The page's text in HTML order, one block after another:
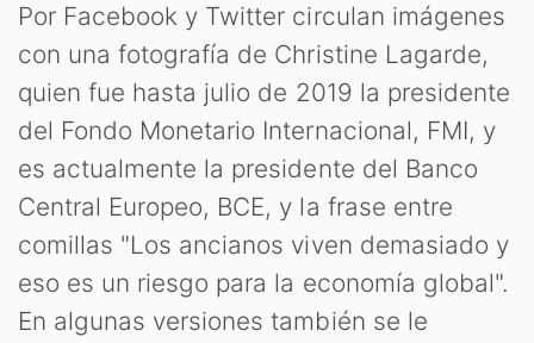
Por Facebook y Twitter circulan imágenes
con una fotografía de Christine Lagarde,
quien fue hasta julio de 2019 la presidente
del Fondo Monetario Internacional, FMI, y
es actualmente la presidente del Banco
Central Europeo, BCE, y la frase entre
comillas "Los ancianos viven demasiado y
eso es un riesgo para la economía global".
En algunas versiones también se le